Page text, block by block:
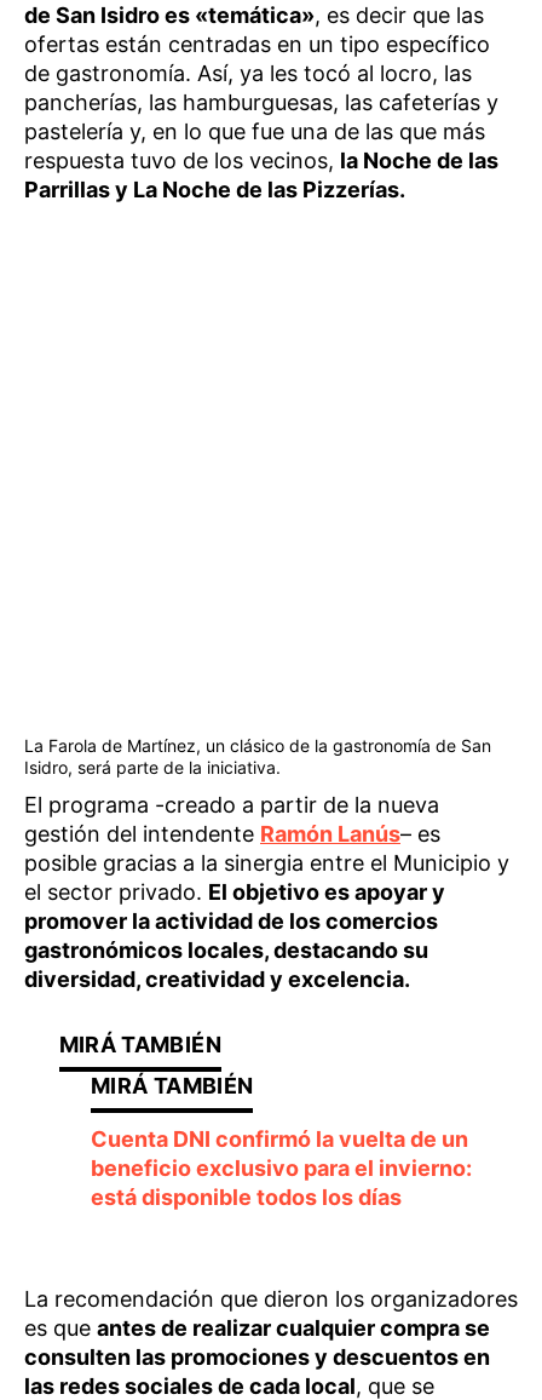
de San Isidro es «temática», es decir que las
ofertas están centradas en un tipo específico
de gastronomía. Así, ya les tocó al locro, las
pancherías, las hamburguesas, las cafeterías y
pastelería y, en lo que fue una de las que más
respuesta tuvo de los vecinos, la Noche de las
Parrillas y La Noche de las Pizzerías.
La Farola de Martínez, un clásico de la gastronomía de San
Isidro, será parte de la iniciativa.
El programa -creado a partir de la nueva
gestión del intendente Ramón Lanús– es
posible gracias a la sinergia entre el Municipio y
el sector privado. El objetivo es apoyar y
promover la actividad de los comercios
gastronómicos locales, destacando su
diversidad, creatividad y excelencia.
Cuenta DNI confirmó la vuelta de un
beneficio exclusivo para el invierno:
está disponible todos los días
La recomendación que dieron los organizadores
es que antes de realizar cualquier compra se
consulten las promociones y descuentos en
las redes sociales de cada local, que se